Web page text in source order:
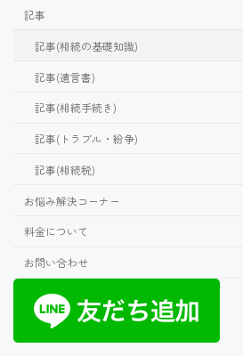
記事
記事(相続の基礎知識)
記事(遺言書)
記事(相続手続き)
記事(トラブル・紛争)
記事(相続税)
お悩み解決コーナー
料金について
お問い合わせ